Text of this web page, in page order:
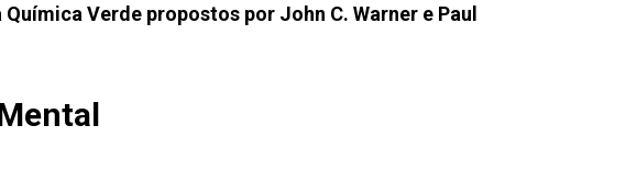
Verde propostos por John C. Warner e Paul